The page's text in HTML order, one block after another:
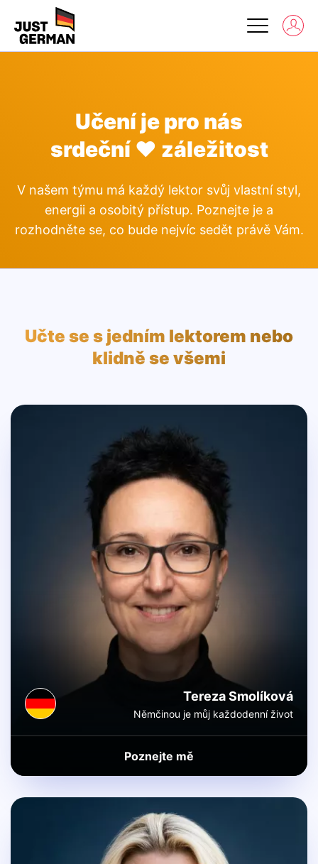
Učení je pro nás
srdeční ❤ záležitost
V našem týmu má každý lektor svůj vlastní styl,
energii a osobitý přístup. Poznejte je a
rozhodněte se, co bude nejvíc sedět právě Vám.
Učte se s jedním lektorem nebo
klidně se všemi
Tereza Smolíková
Němčinou je můj každodenní život
Poznejte mě